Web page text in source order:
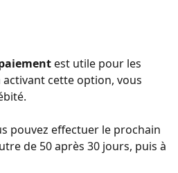
est utile pour les
cette option, vous
pouvez effectuer le prochain
de 50 après 30 jours, puis à